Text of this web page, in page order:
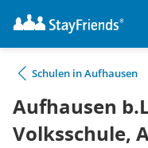
Schulen in Aufhausen
Aufhausen
Volksschule,